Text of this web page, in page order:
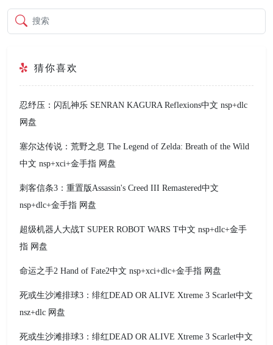
搜索
猜你喜欢
忍纾压：闪乱神乐 SENRAN KAGURA Reflexions中文 nsp+dlc
网盘
塞尔达传说：荒野之息 The Legend of Zelda: Breath of the Wild
中文 nsp+xci+金手指 网盘
刺客信条3：重置版Assassin's Creed III Remastered中文
nsp+dlc+金手指 网盘
超级机器人大战T SUPER ROBOT WARS T中文 nsp+dlc+金手
指 网盘
命运之手2 Hand of Fate2中文 nsp+xci+dlc+金手指 网盘
死或生沙滩排球3：绯红DEAD OR ALIVE Xtreme 3 Scarlet中文
nsz+dlc 网盘
死或生沙滩排球3：绯红DEAD OR ALIVE Xtreme 3 Scarlet中文